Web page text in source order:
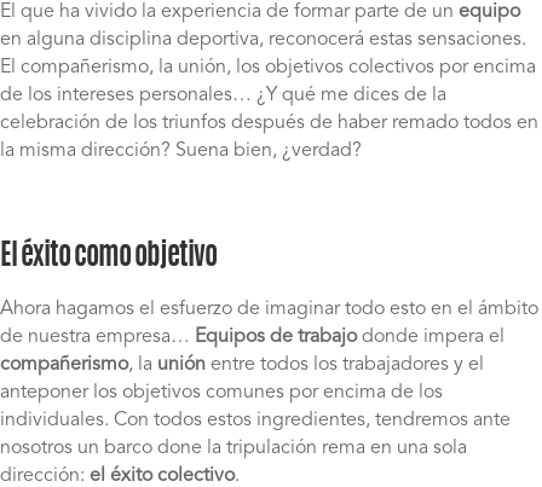
El que ha vivido la experiencia de formar parte de un equipo
en alguna disciplina deportiva, reconocerá estas sensaciones.
El compañerismo, la unión, los objetivos colectivos por encima
de los intereses personales… ¿Y qué me dices de la
celebración de los triunfos después de haber remado todos en
la misma dirección? Suena bien, ¿verdad?
El éxito como objetivo
Ahora hagamos el esfuerzo de imaginar todo esto en el ámbito
de nuestra empresa… Equipos de trabajodonde impera el
compañerismo, la unión entre todos los trabajadores y el
anteponer los objetivos comunes por encima de los
individuales. Con todos estos ingredientes, tendremos ante
nosotros un barco done la tripulación rema en una sola
dirección: el éxito colectivo.